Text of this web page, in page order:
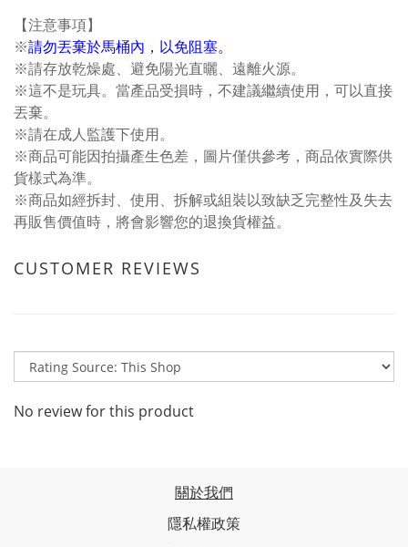
【注意事項】
※請勿丟棄於馬桶內，以免阻塞。
※請存放乾燥處、避免陽光直曬、遠離火源。
※這不是玩具。當產品受損時，不建議繼續使用，可以直接
丟棄。
※請在成人監護下使用。
※商品可能因拍攝產生色差，圖片僅供參考，商品依實際供
貨樣式為準。
※商品如經拆封、使用、拆解或組裝以致缺乏完整性及失去
再販售價值時，將會影響您的退換貨權益。
CUSTOMER REVIEWS
No review for this product
關於我們
隱私權政策